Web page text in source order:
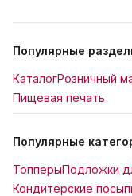
Популярные
КаталогРозничный
Пищевая печать
Популярные
ТопперыПодложки
Кондитерские